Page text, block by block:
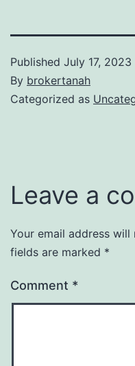
Published July 17, 2023
By brokertanah
Categorized as
Leave a
Your email address will
fields are marked *
Comment *